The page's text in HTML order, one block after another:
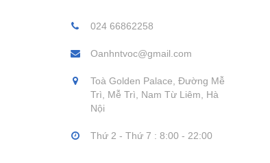
024 66862258
Oanhntvoc@gmail.com
Toà Golden Palace, Đường Mễ
Trì, Mễ Trì, Nam Từ Liêm, Hà
Nội
Thứ 2 - Thứ 7 : 8:00 - 22:00